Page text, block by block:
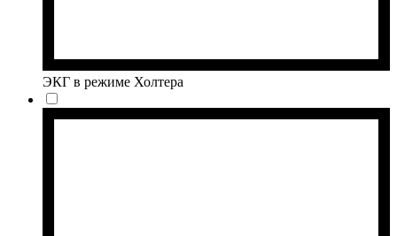
ЭКГ в режиме Холтера